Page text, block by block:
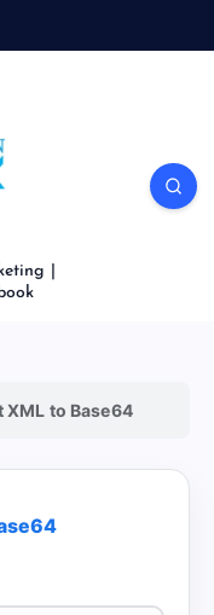
|
XML to Base64